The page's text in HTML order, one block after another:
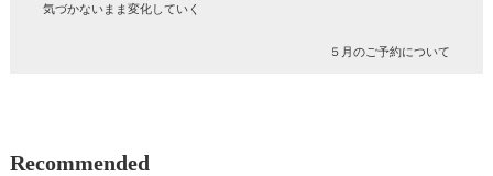
気づかないまま変化していく
５月のご予約について
Recommended